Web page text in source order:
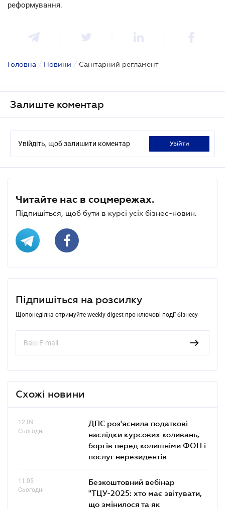
реформування.
Головна / Новини / Санітарний регламент
Залиште коментар
Увійдіть, щоб залишити коментар увійти
Читайте нас в соцмережах.
Підпишіться, щоб бути в курсі усіх бізнес-новин.
Підпишіться на розсилку
Щопонеділка отримуйте weekly-digest про ключові події бізнесу
Схожі новини
12.09
Сьогодні
ДПС роз'яснила податкові
наслідки курсових коливань,
боргів перед колишніми ФОП і
послуг нерезидентів
11.05
Сьогодні
Безкоштовний вебінар
"ТЦУ-2025: хто має звітувати,
що змінилося та як